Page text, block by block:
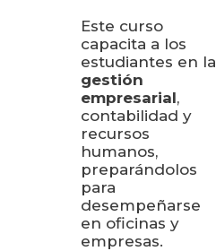
Este curso
capacita a los
estudiantes en la
gestión
empresarial,
contabilidad y
recursos
humanos,
preparándolos
para
desempeñarse
en oficinas y
empresas.